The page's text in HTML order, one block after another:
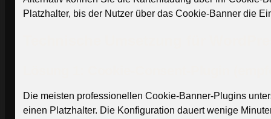
Platzhalter, bis der Nutzer über das Cookie-Banner die
Die meisten professionellen Cookie-Banner-Plugins
einen Platzhalter. Die Konfiguration dauert wenige